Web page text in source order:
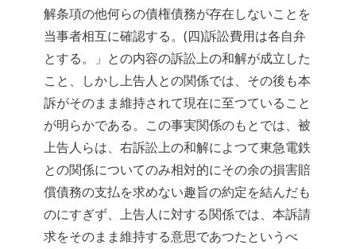
解条項の他何らの債権債務が存在しないことを
当事者相互に確認する。(四)訴訟費用は各自弁
とする。」との内容の訴訟上の和解が成立した
こと、しかし上告人との関係では、その後も本
訴がそのまま維持されて現在に至つていること
が明らかである。この事実関係のもとでは、被
上告人らは、右訴訟上の和解によつて東急電鉄
との関係についてのみ相対的にその余の損害賠
償債務の支払を求めない趣旨の約定を結んだも
のにすぎず、上告人に対する関係では、本訴請
求をそのまま維持する意思であつたというべ